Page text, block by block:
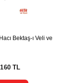
Bektaş-ı Veli ve
160TL